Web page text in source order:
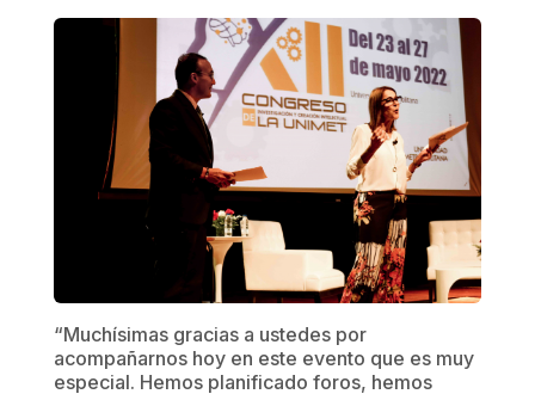
“Muchísimas gracias a ustedes por
acompañarnos hoy en este evento que es muy
especial. Hemos planificado foros, hemos